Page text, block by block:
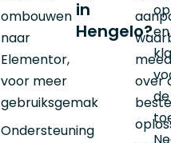
ombouwen
naar
Elementor,
voor meer
gebruiksgemak
Ondersteuning
in
Hengelo?
over
beste
en
de